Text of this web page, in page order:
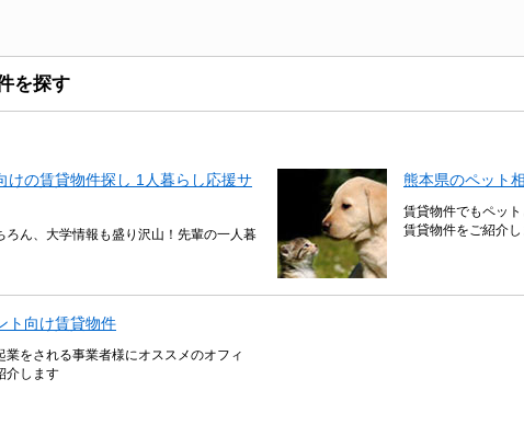
を探す
けの賃貸物件探し 1人暮らし応援サ
ろん、大学情報も盛り沢山！先輩の一人暮
熊本県のペット
賃貸物件でもペッ
賃貸物件をご紹介し
ト向け賃貸物件
業をされる事業者様にオススメのオフィ
介します